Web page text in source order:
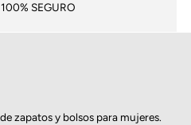
SEGURO
zapatos y bolsos para mujeres.